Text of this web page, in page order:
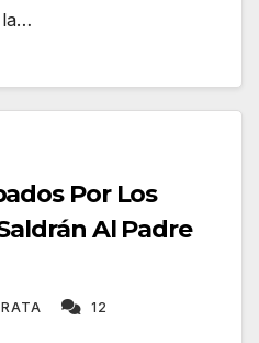
la…
Por Los
Al Padre
12